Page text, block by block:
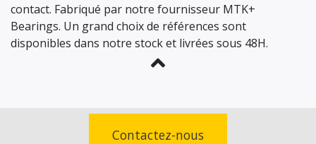
contact. Fabriqué par notre fournisseur MTK+
Bearings. Un grand choix de références sont
disponibles dans notre stock et livrées sous 48H.
Contactez-nous